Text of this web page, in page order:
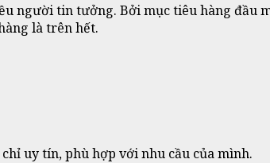
người tin tưởng. Bởi mục tiêu hàng đầu
là trên hết.
uy tín, phù hợp với nhu cầu của mình.